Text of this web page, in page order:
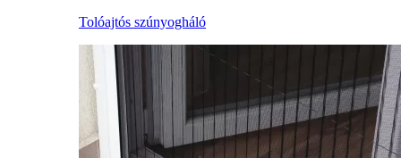
Tolóajtós szúnyogháló